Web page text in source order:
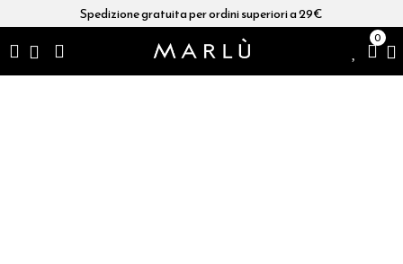
Spedizione gratuita per ordini superiori a 29€
0